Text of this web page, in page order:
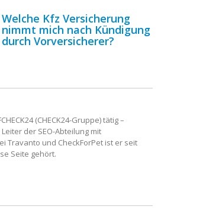
Welche Kfz Versicherung
nimmt mich nach Kündigung
durch Vorversicherer?
(CHECK24-Gruppe) tätig –
der SEO-Abteilung mit
Travanto und CheckForPet ist er seit
Seite gehört.